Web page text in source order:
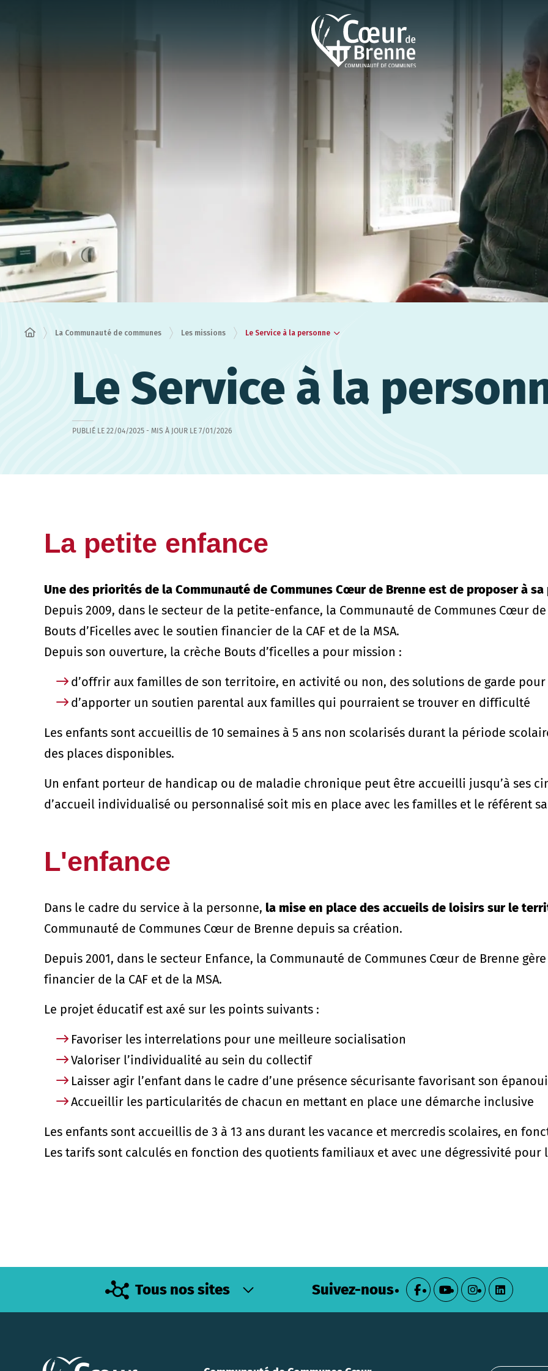
La Communauté de communes Les missions Le Service à la personne
Le Service à la
PUBLIÉ LE 22/04/2025 - MIS À JOUR LE 7/01/2026
La petite enfance
Une des priorités de la Communauté de Communes Cœur de Brenne est de proposer à
Depuis 2009, dans le secteur de la petite-enfance, la Communauté de Communes Cœur
Bouts d’Ficelles avec le soutien financier de la CAF et de la MSA.
Depuis son ouverture, la crèche Bouts d’ficelles a pour mission :
d’offrir aux familles de son territoire, en activité ou non, des solutions de garde
d’apporter un soutien parental aux familles qui pourraient se trouver en difficulté
Les enfants sont accueillis de 10 semaines à 5 ans non scolarisés durant la période
des places disponibles.
Un enfant porteur de handicap ou de maladie chronique peut être accueilli jusqu’à ses
d’accueil individualisé ou personnalisé soit mis en place avec les familles et le référent
L'enfance
Dans le cadre du service à la personne, la mise en place des accueils de loisirs sur le
Communauté de Communes Cœur de Brenne depuis sa création.
Depuis 2001, dans le secteur Enfance, la Communauté de Communes Cœur de Brenne
financier de la CAF et de la MSA.
Le projet éducatif est axé sur les points suivants :
Favoriser les interrelations pour une meilleure socialisation
Valoriser l’individualité au sein du collectif
Laisser agir l’enfant dans le cadre d’une présence sécurisante favorisant son
Accueillir les particularités de chacun en mettant en place une démarche inclusive
Les enfants sont accueillis de 3 à 13 ans durant les vacance et mercredis scolaires, en
Les tarifs sont calculés en fonction des quotients familiaux et avec une dégressivité pour
Tous nos sites Suivez-nous